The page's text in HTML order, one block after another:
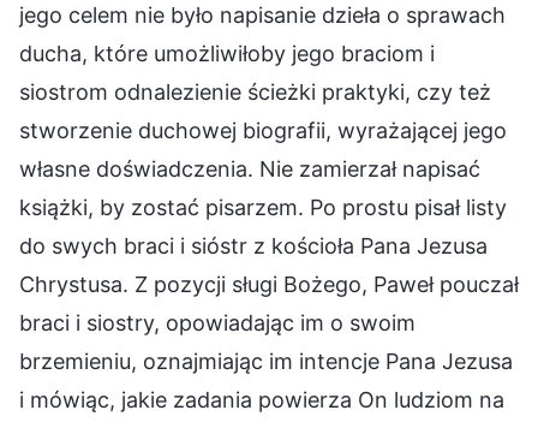
jego celem nie było napisanie dzieła o sprawach
ducha, które umożliwiłoby jego braciom i
siostrom odnalezienie ścieżki praktyki, czy też
stworzenie duchowej biografii, wyrażającej jego
własne doświadczenia. Nie zamierzał napisać
książki, by zostać pisarzem. Po prostu pisał listy
do swych braci i sióstr z kościoła Pana Jezusa
Chrystusa. Z pozycji sługi Bożego, Paweł pouczał
braci i siostry, opowiadając im o swoim
brzemieniu, oznajmiając im intencje Pana Jezusa
i mówiąc, jakie zadania powierza On ludziom na